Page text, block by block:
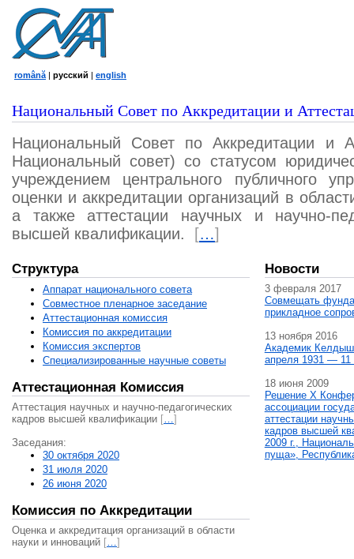
română | русский | english
Национальный Совет по Аккредитации и
Национальный Совет по Аккредитации и
Национальный совет) со статусом
учреждением центрального публичного
оценки и аккредитации организаций в
а также аттестации научных и научно-
высшей квалификации.
[…]
Структура
Аппарат национального совета
Совместное пленарное заседание
Аттестационная комисcия
Комиссия по аккредитации
Комиссия экспертов
Специализированные научные советы
Аттестационная Комиссия
Аттестация научных и научно-педагогических
кадров высшей квалификации […]
Заседания:
30 октября 2020
31 июля 2020
26 июня 2020
Комиссия по Аккредитации
Оценка и аккредитация организаций в области
науки и инноваций […]
Новости
3 февраля 2017
Совмещать
прикладное
13 ноября 2016
Академик
апреля 1931 — 11
18 июня 2009
Решение X
ассоциации
аттестации
кадров высшей
2009 г.,
пуща»,